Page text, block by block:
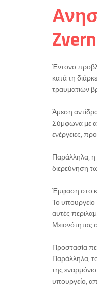
Έντονο
κατά τη
τραυματιών
Άμεση
Σύμφωνα με
ενέργειες,
Παράλληλα, η
διερεύνηση
Έμφαση στο
Το υπουργείο
αυτές
Μειονότητας
Προστασία
Παράλληλα,
της
υπουργείο,